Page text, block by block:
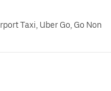
Taxi, Uber Go, Go Non